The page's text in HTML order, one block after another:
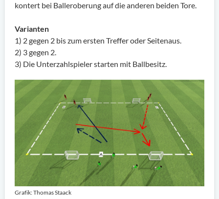
kontert bei Balleroberung auf die anderen beiden Tore.
Varianten
1) 2 gegen 2 bis zum ersten Treffer oder Seitenaus.
2) 3 gegen 2.
3) Die Unterzahlspieler starten mit Ballbesitz.
Grafik: Thomas Staack